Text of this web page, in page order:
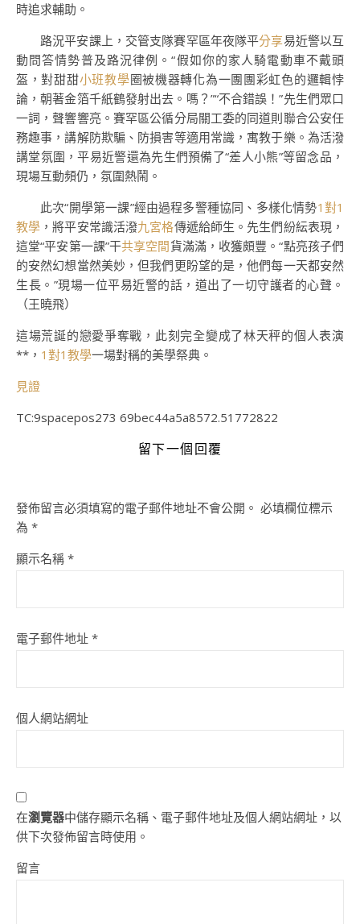
時追求輔助。
路況平安課上，交管支隊賽罕區年夜隊平分享易近警以互
動問答情勢普及路況律例。“假如你的家人騎電動車不戴頭
盔，對甜甜小班教學圈被機器轉化為一團團彩虹色的邏輯悖
論，朝著金箔千紙鶴發射出去。嗎？”“不合錯誤！”先生們眾口
一詞，聲響響亮。賽罕區公循分局關工委的同道則聯合公安任
務趣事，講解防欺騙、防損害等適用常識，寓教于樂。為活潑
講堂氛圍，平易近警還為先生們預備了“差人小熊”等留念品，
現場互動頻仍，氛圍熱鬧。
此次“開學第一課”經由過程多警種協同、多樣化情勢1對1
教學 ，將平安常識活潑九宮格傳遞給師生。先生們紛紜表現，
這堂“平安第一課”干共享空間貨滿滿，收獲頗豐。“點亮孩子們
的安然幻想當然美妙，但我們更盼望的是，他們每一天都安然
生長。”現場一位平易近警的話，道出了一切守護者的心聲。
（王曉飛）
這場荒誕的戀愛爭奪戰，此刻完全變成了林天秤的個人表演
**， 1對1教學一場對稱的美學祭典。
見證
TC:9spacepos273 69bec44a5a8572.51772822
留下一個回覆
發佈留言必須填寫的電子郵件地址不會公開。 必填欄位標示
為 *
顯示名稱 *
電子郵件地址 *
個人網站網址
在瀏覽器中儲存顯示名稱、電子郵件地址及個人網站網址，以
供下次發佈留言時使用。
留言